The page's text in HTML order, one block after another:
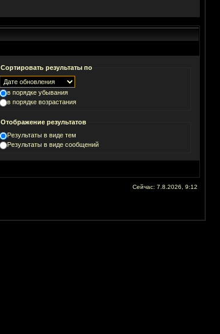
Сортировать результаты по
в порядке убывания
в порядке возрастания
Отображение результатов
Результаты в виде тем
Результаты в виде сообщений
Сейчас: 7.8.2026, 9:12